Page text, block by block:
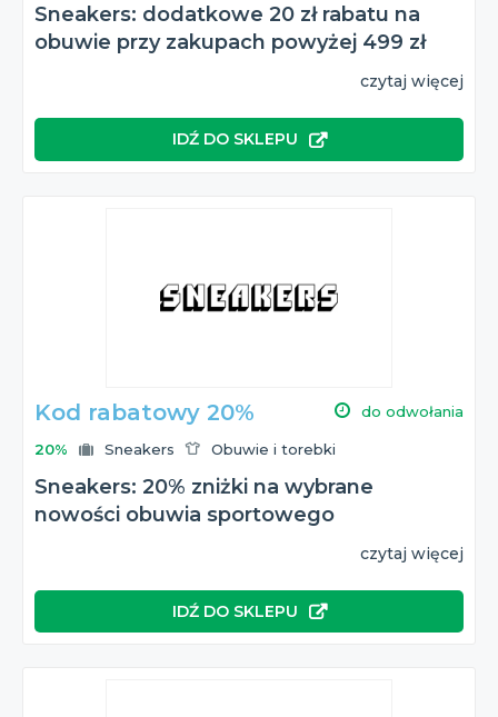
Sneakers: dodatkowe 20 zł rabatu na
obuwie przy zakupach powyżej 499 zł
czytaj więcej
IDŹ DO SKLEPU
Kod rabatowy 20% do odwołania
20% Sneakers Obuwie i torebki
Sneakers: 20% zniżki na wybrane
nowości obuwia sportowego
czytaj więcej
IDŹ DO SKLEPU